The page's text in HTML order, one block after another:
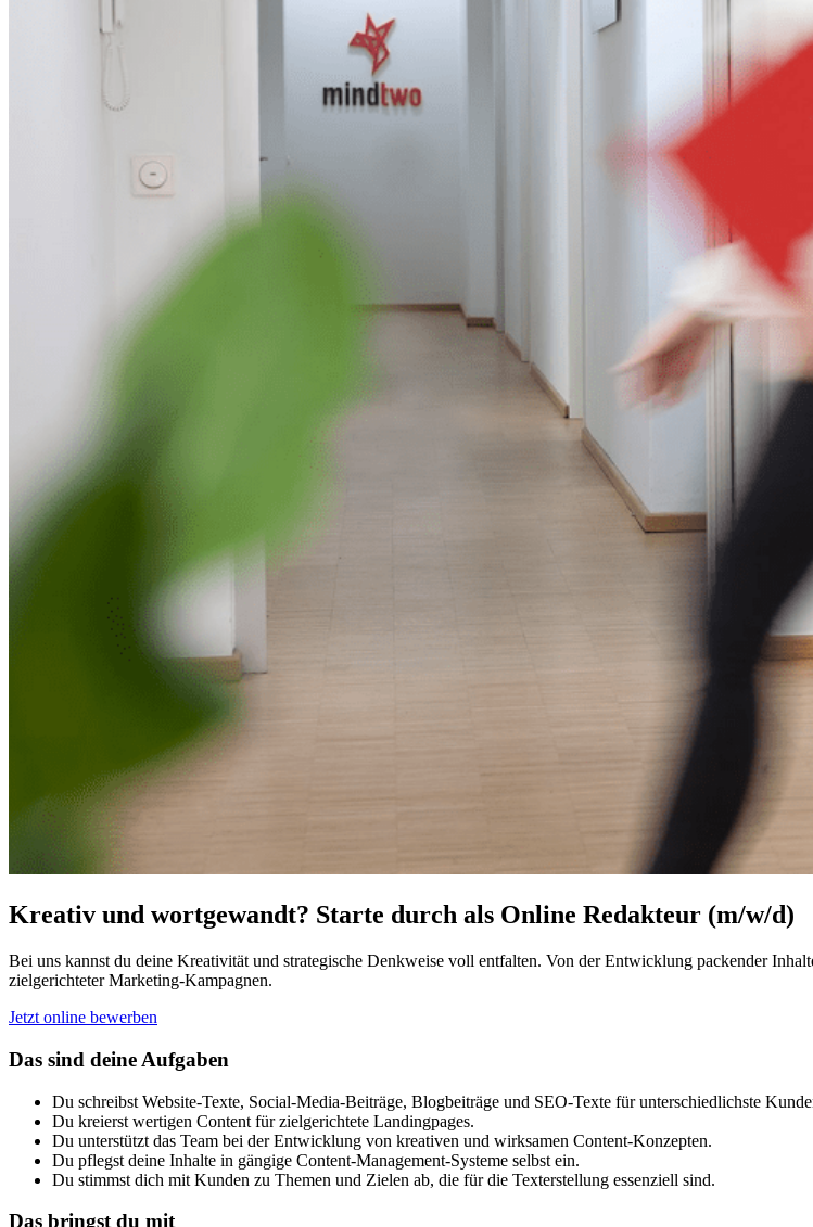
Kreativ und wortgewandt? Starte durch als Online Redakteur (m/w/d)
Bei uns kannst du deine Kreativität und strategische Denkweise voll entfalten. Von der Entwicklung packender
zielgerichteter Marketing-Kampagnen.
Jetzt online bewerben
Das sind deine Aufgaben
Du schreibst Website-Texte, Social-Media-Beiträge, Blogbeiträge und SEO-Texte für unterschiedlichste
Du kreierst wertigen Content für zielgerichtete Landingpages.
Du unterstützt das Team bei der Entwicklung von kreativen und wirksamen Content-Konzepten.
Du pflegst deine Inhalte in gängige Content-Management-Systeme selbst ein.
Du stimmst dich mit Kunden zu Themen und Zielen ab, die für die Texterstellung essenziell sind.
Das bringst du mit